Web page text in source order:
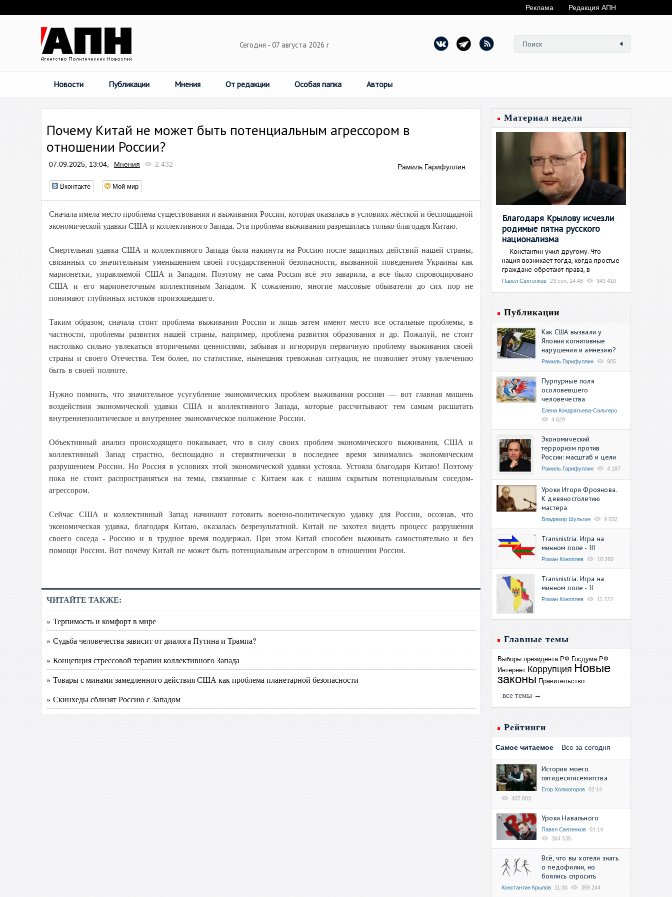
Реклама Редакция АПН
Сегодня - 07 августа 2026 г
Новости Публикации Мнения От редакции Особая папка Авторы
Почему Китай не может быть потенциальным агрессором в
отношении России?
07.09.2025, 13:04, Мнения 2 432 Рамиль Гарифуллин
Вконтакте Мой мир
Сначала имела место проблема существования и выживания России, которая оказалась в условиях жёсткой и беспощадной
экономической удавки США и коллективного Запада. Эта проблема выживания разрешилась только благодаря Китаю.
Смертельная удавка США и коллективного Запада была накинута на Россию после защитных действий нашей страны,
связанных со значительным уменьшением своей государственной безопасности, вызванной поведением Украины как
марионетки, управляемой США и Западом. Поэтому не сама Россия всё это заварила, а все было спровоцировано
США и его марионеточным коллективным Западом. К сожалению, многие массовые обыватели до сих пор не
понимают глубинных истоков произошедшего.
Таким образом, сначала стоит проблема выживания России и лишь затем имеют место все остальные проблемы, в
частности, проблемы развития нашей страны, например, проблема развития образования и др. Пожалуй, не стоит
настолько сильно увлекаться вторичными ценностями, забывая и игнорируя первичную проблему выживания своей
страны и своего Отечества. Тем более, по статистике, нынешняя тревожная ситуация, не позволяет этому увлечению
быть в своей полноте.
Нужно помнить, что значительное усугубление экономических проблем выживания россиян — вот главная мишень
воздействия экономической удавки США и коллективного Запада, которые рассчитывают тем самым расшатать
внутреннеполитическое и внутреннее экономическое положение России.
Объективный анализ происходящего показывает, что в силу своих проблем экономического выживания, США и
коллективный Запад страстно, беспощадно и стервятнически в последнее время занимались экономическим
разрушением России. Но Россия в условиях этой экономической удавки устояла. Устояла благодаря Китаю! Поэтому
пока не стоит распространяться на темы, связанные с Китаем как с нашим скрытым потенциальным соседом-
агрессором.
Сейчас США и коллективный Запад начинают готовить военно-политическую удавку для России, осознав, что
экономическая удавка, благодаря Китаю, оказалась безрезультатной. Китай не захотел видеть процесс разрушения
своего соседа - Россию и в трудное время поддержал. При этом Китай способен выживать самостоятельно и без
помощи России. Вот почему Китай не может быть потенциальным агрессором в отношении России.
ЧИТАЙТЕ ТАКЖЕ:
» Терпимость и комфорт в мире
» Судьба человечества зависит от диалога Путина и Трампа?
» Концепция стрессовой терапии коллективного Запада
» Товары с минами замедленного действия США как проблема планетарной безопасности
» Скинхеды сблизят Россию с Западом
Материал недели
Благодаря Крылову исчезли
родимые пятна русского
национализма
Константин учил другому. Что
нация возникает тогда, когда простые
граждане обретают права, в
Павел Святенков 23 сен, 14:48 343 410
Публикации
Как США вызвали у
Японии когнитивные
нарушения и амнезию?
Рамиль Гарифуллин 905
Пурпурные поля
осоловевшего
человечества
Елена Кондратьева-Сальгеро
4 629
Экономический
терроризм против
России: масштаб и цели
Рамиль Гарифуллин 4 187
Уроки Игоря Фроянова.
К девяностолетию
мастера
Владимир Шульгин 9 032
Transnistria. Игра на
минном поле - III
Роман Коноплев 10 260
Transnistria. Игра на
минном поле - II
Роман Коноплев 11 222
Главные темы
Выборы президента РФ Госдума РФ
Интернет Коррупция Новые
законы Правительство
все темы →
Рейтинги
Самое читаемое Все за сегодня
История моего
пятидесятисемитства
Егор Холмогоров 02:14
407 803
Уроки Навального
Павел Святенков 01:14
364 535
Всё, что вы хотели знать
о педофилии, но
боялись спросить
Константин Крылов 11:30 359 244